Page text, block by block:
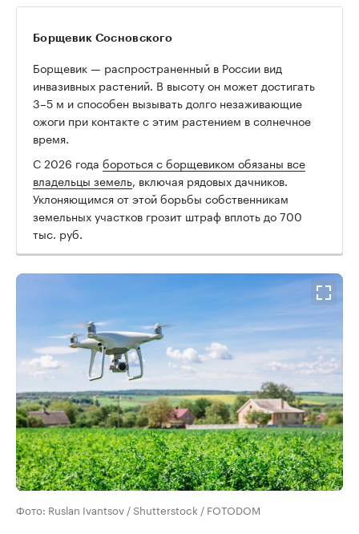
00:00
Борщевик Сосновского
Борщевик — распространенный в России вид
инвазивных растений. В высоту он может достигать
3–5 м и способен вызывать долго незаживающие
ожоги при контакте с этим растением в солнечное
время.
С 2026 года бороться с борщевиком обязаны все
владельцы земель, включая рядовых дачников.
Уклоняющимся от этой борьбы собственникам
земельных участков грозит штраф вплоть до 700
тыс. руб.
Фото: Ruslan Ivantsov / Shutterstock / FOTODOM